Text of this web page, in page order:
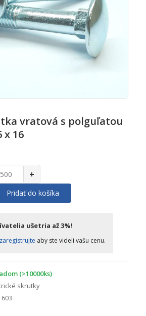
vratová s polguľatou
x 16
+
Pridať do košíka
ušetria až 3%!
zaregistrujte aby ste videli vašu cenu.
(>10000ks)
skrutky
603